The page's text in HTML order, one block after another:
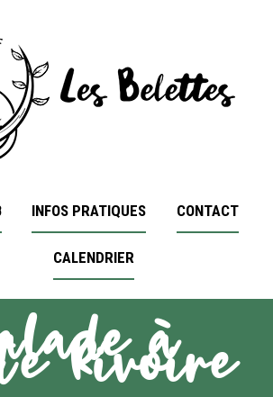
INFOS PRATIQUES CONTACT
CALENDRIER
à
Rivoire